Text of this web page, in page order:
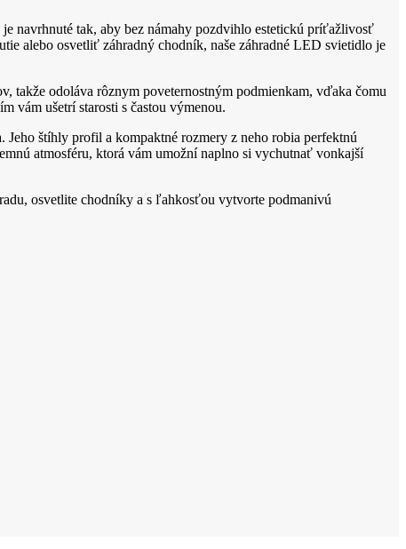
navrhnuté tak, aby bez námahy pozdvihlo estetickú príťažlivosť
alebo osvetliť záhradný chodník, naše záhradné LED svietidlo je
takže odoláva rôznym poveternostným podmienkam, vďaka čomu
vám ušetrí starosti s častou výmenou.
štíhly profil a kompaktné rozmery z neho robia perfektnú
atmosféru, ktorá vám umožní naplno si vychutnať vonkajší
osvetlite chodníky a s ľahkosťou vytvorte podmanivú